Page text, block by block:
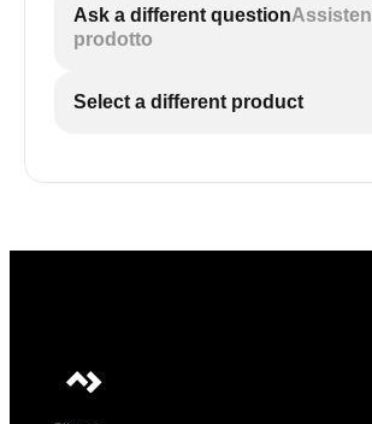
Ask a different question
prodotto
Select a different product